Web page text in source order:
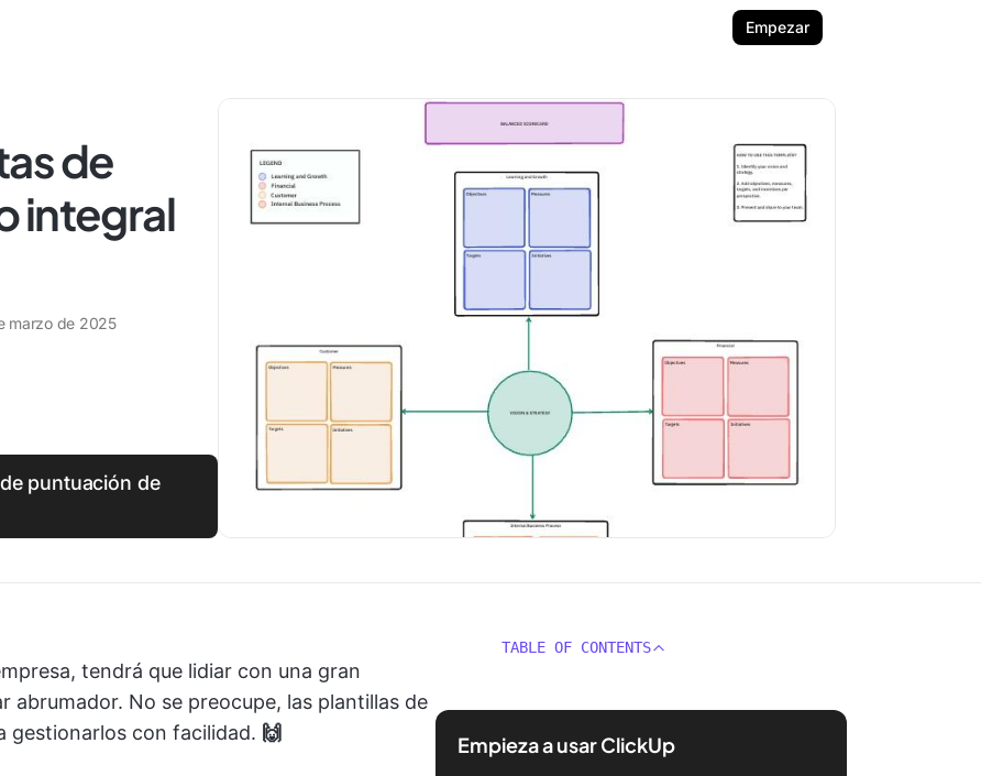
Empezar
de
integral
marzo de 2025
puntuación de
tendrá que lidiar con una gran
abrumador. No se preocupe, las plantillas de
gestionarlos con facilidad. 🙌
TABLE OF CONTENTS
Empieza a usar ClickUp